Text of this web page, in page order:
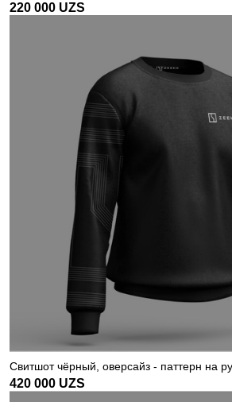
220 000 UZS
Свитшот чёрный, оверсайз - паттерн на
420 000 UZS